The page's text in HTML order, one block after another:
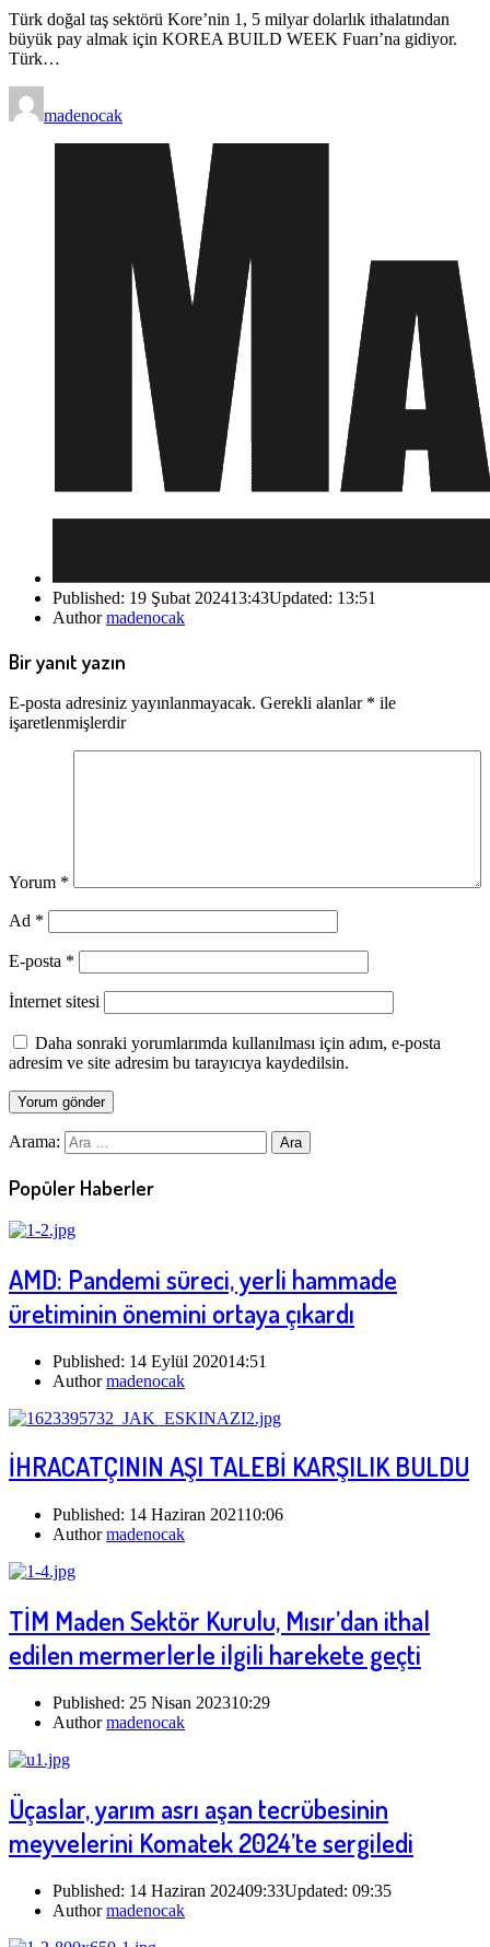
Türk doğal taş sektörü Kore’nin 1, 5 milyar dolarlık ithalatından
büyük pay almak için KOREA BUILD WEEK Fuarı’na gidiyor.
Türk…
madenocak
Published: 19 Şubat 202413:43Updated: 13:51
Authormadenocak
Bir yanıt yazın
E-posta adresiniz yayınlanmayacak. Gerekli alanlar * ile
işaretlenmişlerdir
Yorum *
Ad *
E-posta *
İnternet sitesi
Daha sonraki yorumlarımda kullanılması için adım, e-posta
adresim ve site adresim bu tarayıcıya kaydedilsin.
Arama:
Popüler Haberler
AMD: Pandemi süreci, yerli hammade
üretiminin önemini ortaya çıkardı
Published: 14 Eylül 202014:51
Authormadenocak
İHRACATÇININ AŞI TALEBİ KARŞILIK BULDU
Published: 14 Haziran 202110:06
Authormadenocak
TİM Maden Sektör Kurulu, Mısır’dan ithal
edilen mermerlerle ilgili harekete geçti
Published: 25 Nisan 202310:29
Authormadenocak
Üçaslar, yarım asrı aşan tecrübesinin
meyvelerini Komatek 2024’te sergiledi
Published: 14 Haziran 202409:33Updated: 09:35
Authormadenocak